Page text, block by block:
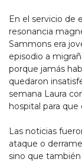
En el servicio de
resonancia
Sammons era
episodio a
porque jamás
quedaron
semana Laura
hospital para que
Las noticias
ataque o
sino que